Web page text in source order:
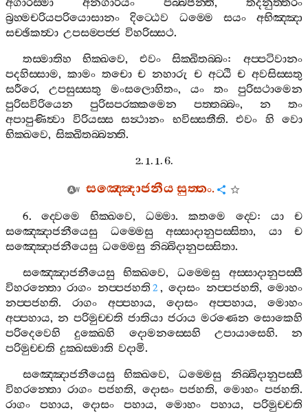
අගාරස‍්මා
අනගාරියං පබ‍්බජන‍්ති, තදනුත‍්තරං
බ්‍රහ‍්මචරියපරියොසානං
දිට‍්ඨෙව ධම‍්මෙ සයං
අභිඤ‍්ඤා
සච‍්ඡිකත්‍වා උපසම‍්පජ‍්ජ විහරිස‍්සථ.
තස‍්මාතිහ
භික‍්ඛවෙ, එවං සික‍්ඛිතබ‍්බං: අප‍්පටිවානං
පදහිස‍්සාම, කාමං තචො ච නහාරු ච අට‍්ඨි ච අවසිස‍්සතු
සරීරෙ, උපසුස‍්සතු මංසලොහිතං, යං තං
පුරිසථාමෙන
පුරිසවිරියෙන
පුරිසපරක‍්කමෙන පත‍්තබ‍්බං, න
තං
අපාපුණිත්‍වා
විරියස‍්ස සන්‍ථානං භවිස‍්සතීති. එවං හි
වො
භික‍්ඛවෙ, සික‍්ඛිතබ‍්බන‍්ති.
2. 1. 1. 6.
සඤ‍්ඤොජනීයසුත‍්තං.
6.ද‍්වෙමෙ භික‍්ඛවෙ, ධම‍්මා. කතමෙ ද‍්වෙ:යා
ච
සඤ‍්ඤොජනීයෙසු
ධම‍්මෙසු අස‍්සාදානුපස‍්සිතා, යා
ච
සඤ‍්ඤොජනීයෙසු ධම‍්මෙසු නිබ‍්බිදානුපස‍්සිතා.
සඤ‍්ඤොජනීයෙසු
භික‍්ඛවෙ,ධම‍්මෙසු
අස‍්සාදානුපස‍්සී
විහරන‍්තො රාගං නප‍්පජහති 2 ,දොසං නප‍්පජහති,මොහං
නප‍්පජහති. රාගං අප‍්පහාය, දොසං අප‍්පහාය, මොහං
අප‍්පහාය, න පරිමුච‍්චති ජාතියා ජරාය මරණෙන සොකෙහි
පරිදෙවෙහි
දුක‍්ඛෙහි දොමනස‍්සෙහි උපායාසෙහි. න
පරිමුච‍්චති දුක‍්ඛස‍්මාති වදාමි.
සඤ‍්ඤොජනීයෙසු
භික‍්ඛවෙ,ධම‍්මෙසු
නිබ‍්බිදානුපස‍්සී
විහරන‍්තො රාගං පජහති, දොසං පජහති,මොහං පජහති.
රාගං
පහාය, දොසං පහාය,මොහං පහාය,පරිමුච‍්චති